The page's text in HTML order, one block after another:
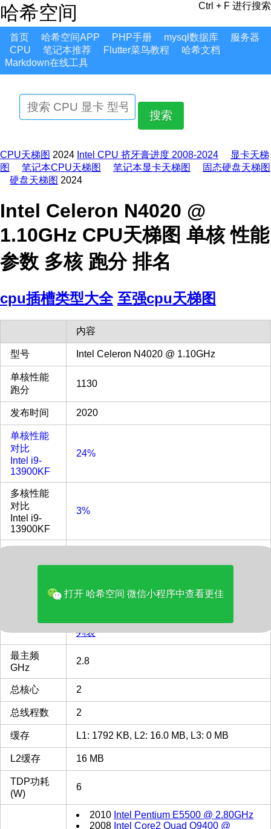
哈希空间 Ctrl + F 进行搜索
首页 哈希空间APP PHP手册 mysql数据库
服务器
CPU
笔记本推荐 Flutter菜鸟教程
哈希文档
Markdown在线工具
搜索
CPU天梯图 2024 Intel CPU 挤牙膏进度 2008-2024
显卡天梯
图
笔记本CPU天梯图 笔记本显卡天梯图
固态硬盘天梯图
硬盘天梯图 2024
Intel Celeron N4020 @
1.10GHz CPU天梯图 单核 性能
参数 多核 跑分 排名
cpu插槽类型大全 至强cpu天梯图
内容
型号 Intel Celeron N4020 @ 1.10GHz
单核性能
跑分
1130
发布时间 2020
单核性能
对比
Intel i9-
13900KF
24%
多核性能
对比
Intel i9-
13900KF
3%
Laptop
CPU插槽
FCBGA1090 插槽 接口 CPU
列表
最主频
GHz
2.8
总核心 2
总线程数 2
缓存 L1: 1792 KB, L2: 16.0 MB, L3: 0 MB
L2缓存 16 MB
TDP功耗
(W)
6
2010 Intel Pentium E5500 @ 2.80GHz
2008 Intel Core2 Quad Q9400 @
打开 哈希空间 微信小程序中查看更佳